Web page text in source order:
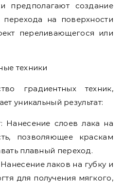
предполагают создание
перехода на поверхности
переливающегося или
техники
градиентных техник,
уникальный результат:
Нанесение слоев лака на
позволяющее краскам
плавный переход.
лаков на губку и
для получения мягкого,